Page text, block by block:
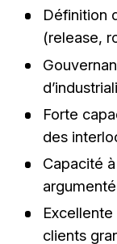
Définition
(release,
Forte
des
Capacité
clients